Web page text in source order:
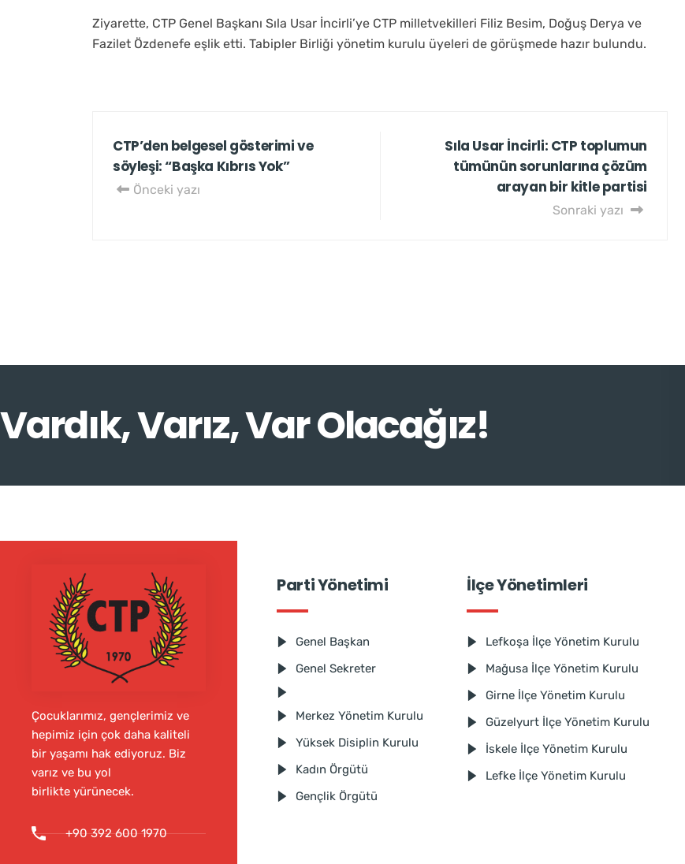
Ziyarette, CTP Genel Başkanı Sıla Usar İncirli’ye CTP milletvekilleri Filiz Besim, Doğuş Derya ve
Fazilet Özdenefe eşlik etti. Tabipler Birliği yönetim kurulu üyeleri de görüşmede hazır bulundu.
CTP’den belgesel gösterimi ve
söyleşi: “Başka Kıbrıs Yok”
Önceki yazı
Sıla Usar İncirli: CTP toplumun
tümünün sorunlarına çözüm
arayan bir kitle partisi
Sonraki yazı
Vardık, Varız, Var Olacağız!
Çocuklarımız, gençlerimiz ve
hepimiz için çok daha kaliteli
bir yaşamı hak ediyoruz. Biz
varız ve bu yol
birlikte yürünecek.
+90 392 600 1970
Parti Yönetimi
Genel Başkan
Genel Sekreter
Merkez Yönetim Kurulu
Yüksek Disiplin Kurulu
Kadın Örgütü
Gençlik Örgütü
İlçe Yönetimleri
Lefkoşa İlçe Yönetim Kurulu
Mağusa İlçe Yönetim Kurulu
Girne İlçe Yönetim Kurulu
Güzelyurt İlçe Yönetim Kurulu
İskele İlçe Yönetim Kurulu
Lefke İlçe Yönetim Kurulu